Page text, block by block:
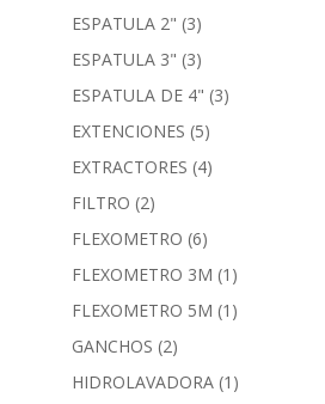
ESPATULA 2" (3)
ESPATULA 3" (3)
ESPATULA DE 4" (3)
EXTENCIONES (5)
EXTRACTORES (4)
FILTRO (2)
FLEXOMETRO (6)
FLEXOMETRO 3M (1)
FLEXOMETRO 5M (1)
GANCHOS (2)
HIDROLAVADORA (1)